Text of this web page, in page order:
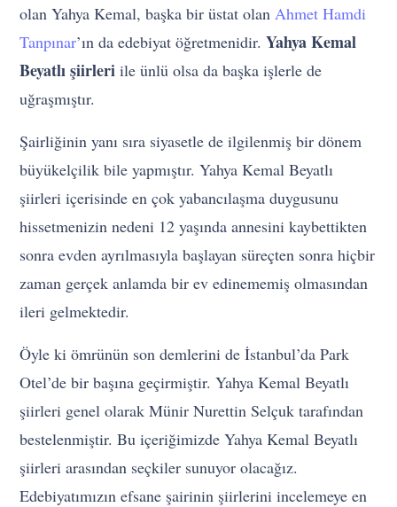
olan Yahya Kemal, başka bir üstat olan Ahmet Hamdi
Tanpınar’ın da edebiyat öğretmenidir.Yahya Kemal
Beyatlı şiirleri ile ünlü olsa da başka işlerle de
uğraşmıştır.
Şairliğinin yanı sıra siyasetle de ilgilenmiş bir dönem
büyükelçilik bile yapmıştır. Yahya Kemal Beyatlı
şiirleri içerisinde en çok yabancılaşma duygusunu
hissetmenizin nedeni 12 yaşında annesini kaybettikten
sonra evden ayrılmasıyla başlayan süreçten sonra hiçbir
zaman gerçek anlamda bir ev edinememiş olmasından
ileri gelmektedir.
Öyle ki ömrünün son demlerini de İstanbul’da Park
Otel’de bir başına geçirmiştir. Yahya Kemal Beyatlı
şiirleri genel olarak Münir Nurettin Selçuk tarafından
bestelenmiştir. Bu içeriğimizde Yahya Kemal Beyatlı
şiirleri arasından seçkiler sunuyor olacağız.
Edebiyatımızın efsane şairinin şiirlerini incelemeye en